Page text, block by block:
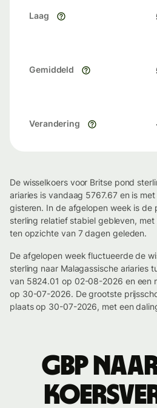
Laag
Gemiddeld
Verandering
De wisselkoers voor Britse pond
ariaries is vandaag 5767.67 en is
gisteren. In de afgelopen week is de
sterling relatief stabiel gebleven,
ten opzichte van 7 dagen geleden.
De afgelopen week fluctueerde de
sterling naar Malagassische ariaries
van 5824.01 op 02-08-2026 en een
op 30-07-2026. De grootste
plaats op 30-07-2026, met een
GBP